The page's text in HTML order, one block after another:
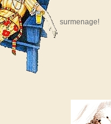
surmenage!